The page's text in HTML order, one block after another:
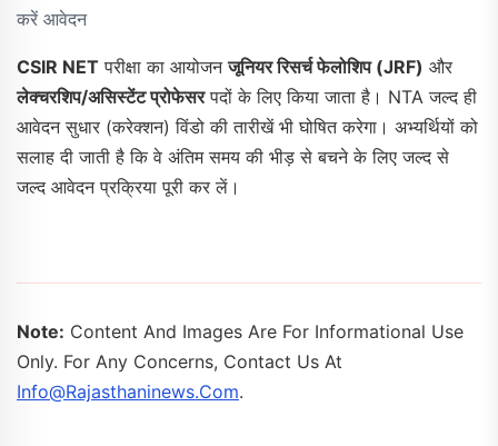
करें आवेदन
CSIR NET परीक्षा का आयोजनजूनियर रिसर्च फेलोशिप (JRF) और
लेक्चरशिप/असिस्टेंट प्रोफेसरपदों के लिए किया जाता है। NTA जल्द ही
आवेदन सुधार (करेक्शन) विंडो की तारीखें भी घोषित करेगा। अभ्यर्थियों को
सलाह दी जाती है कि वे अंतिम समय की भीड़ से बचने के लिए जल्द से
जल्द आवेदन प्रक्रिया पूरी कर लें।
Note: Content And Images Are For Informational Use
Only. For Any Concerns, Contact Us At
Info@rajasthaninews.com.